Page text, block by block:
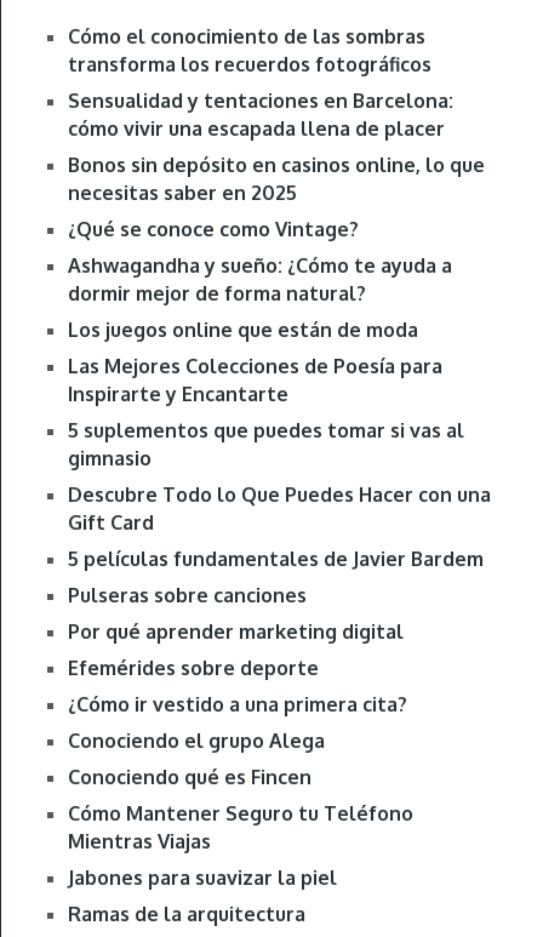
Cómo el conocimiento de las sombras
transforma los recuerdos fotográficos
Sensualidad y tentaciones en Barcelona:
cómo vivir una escapada llena de placer
Bonos sin depósito en casinos online, lo que
necesitas saber en 2025
¿Qué se conoce como Vintage?
Ashwagandha y sueño: ¿Cómo te ayuda a
dormir mejor de forma natural?
Los juegos online que están de moda
Las Mejores Colecciones de Poesía para
Inspirarte y Encantarte
5 suplementos que puedes tomar si vas al
gimnasio
Descubre Todo lo Que Puedes Hacer con una
Gift Card
5 películas fundamentales de Javier Bardem
Pulseras sobre canciones
Por qué aprender marketing digital
Efemérides sobre deporte
¿Cómo ir vestido a una primera cita?
Conociendo el grupo Alega
Conociendo qué es Fincen
Cómo Mantener Seguro tu Teléfono
Mientras Viajas
Jabones para suavizar la piel
Ramas de la arquitectura